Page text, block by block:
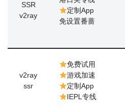
SSR
v2ray
定制App
免设置番蔷
v2ray
ssr
免费试用
游戏加速
定制App
IEPL专线